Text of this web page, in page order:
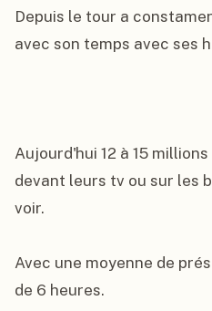
Depuis le tour a
avec son temps avec ses
Aujourd'hui 12 à 15
devant leurs tv ou sur les
voir.
Avec une moyenne de
de 6 heures.